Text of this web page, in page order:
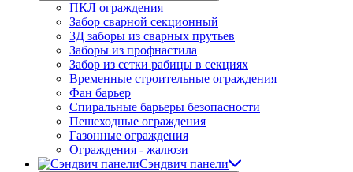
ПКЛ ограждения
Забор сварной секционный
3Д заборы из сварных прутьев
Заборы из профнастила
Забор из сетки рабицы в секциях
Временные строительные ограждения
Фан барьер
Спиральные барьеры безопасности
Пешеходные ограждения
Газонные ограждения
Ограждения - жалюзи
Сэндвич панели